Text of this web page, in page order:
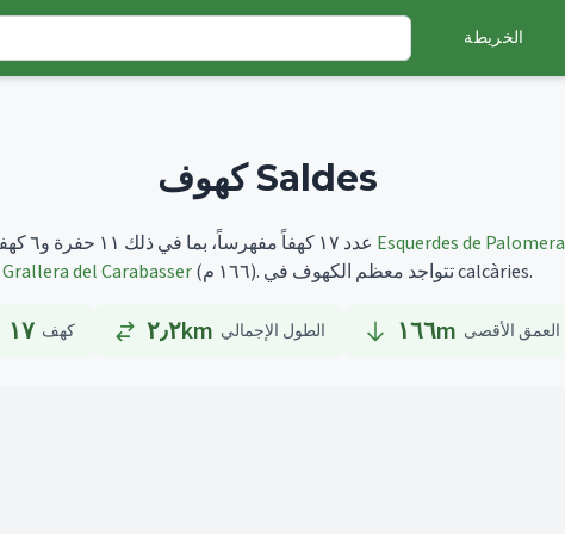
الخريطة
كهوف Saldes
تضم Saldes عدد ١٧ كهفاً مفهرساً، بما في ذلك ١١ حفرة و٦ كهفاً. Esquerdes de Palomera
Grallera del Carabasser
(١٦٦ م). تتواجد معظم الكهوف في calcàries.
١٧ كهف ٢٫٢km الطول الإجمالي ١٦٦m العمق الأقصى